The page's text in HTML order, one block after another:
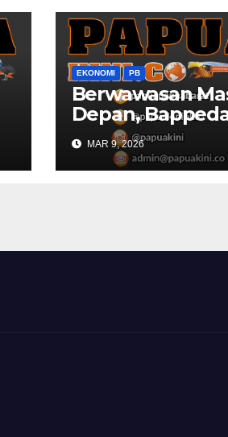
EKONOMI PB
Berwawasan
Depan,
Papua Barat
Konsultasi
RKPD 2027
MAR 9, 2026